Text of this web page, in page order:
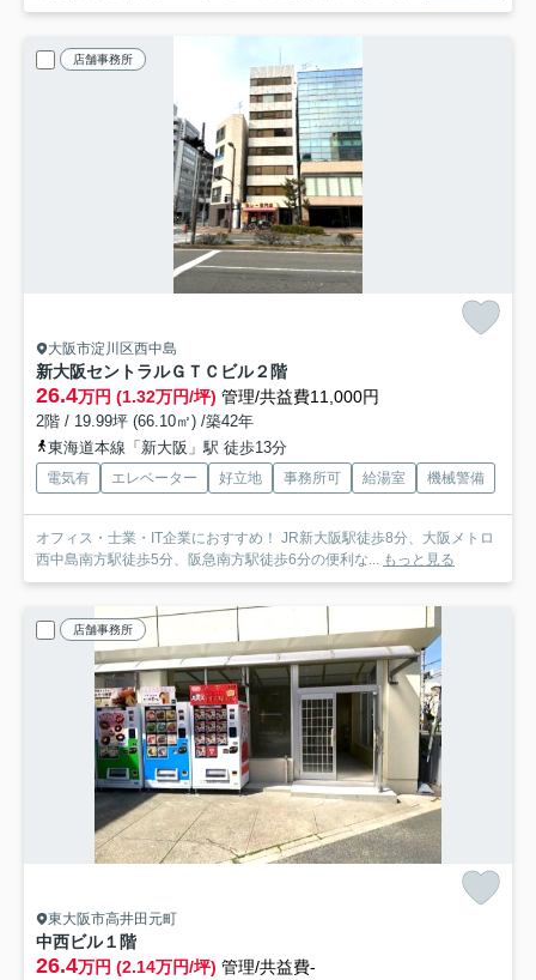
店舗事務所
大阪市淀川区西中島
新大阪セントラルＧＴＣビル２階
26.4万円 (1.32万円/坪) 管理/共益費11,000円
2階 / 19.99坪 (66.10㎡) /築42年
東海道本線「新大阪」駅 徒歩13分
電気有 エレベーター 好立地 事務所可 給湯室 機械警備
オフィス・士業・IT企業におすすめ！ JR新大阪駅徒歩8分、大阪メトロ
西中島南方駅徒歩5分、阪急南方駅徒歩6分の便利な... もっと見る
店舗事務所
東大阪市高井田元町
中西ビル１階
26.4万円 (2.14万円/坪) 管理/共益費-